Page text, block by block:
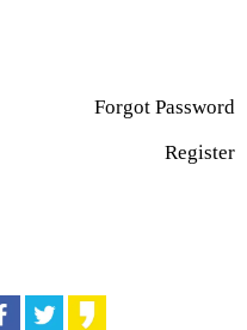
Forgot Password
Register